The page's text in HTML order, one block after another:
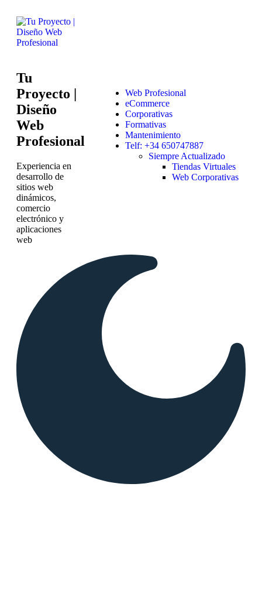
Tu
Proyecto |
Diseño
Web
Profesional
Experiencia en
desarrollo de
sitios web
dinámicos,
comercio
electrónico y
aplicaciones
web
Web Profesional
eCommerce
Corporativas
Formativas
Mantenimiento
Telf: +34 650747887
Siempre Actualizado
Tiendas Virtuales
Web Corporativas